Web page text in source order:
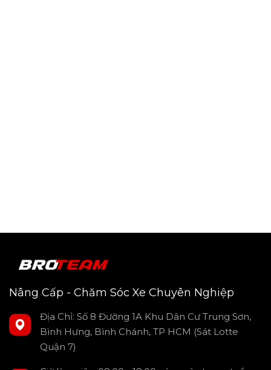
Nâng Cấp - Chăm Sóc Xe Chuyên Nghiệp
Địa Chỉ: Số 8 Đường 1A Khu Dân Cư Trung Sơn,
Bình Hưng, Bình Chánh, TP HCM (Sát Lotte
Quận 7)